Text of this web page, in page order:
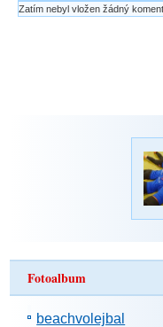
Zatím nebyl vložen žádný
Fotoalbum
beachvolejbal